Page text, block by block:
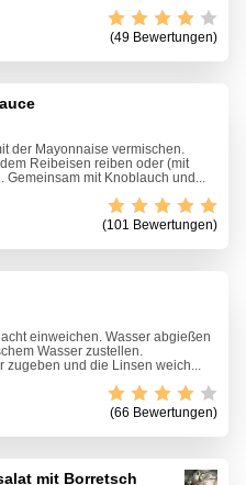
(49 Bewertungen)
der Mayonnaise vermischen.
Reibeisen reiben oder (mit
Gemeinsam mit Knoblauch und...
(101 Bewertungen)
einweichen. Wasser abgießen
Wasser zustellen.
zugeben und die Linsen weich...
(66 Bewertungen)
mit Borretsch